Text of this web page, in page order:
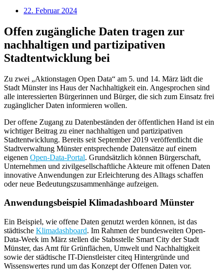
22. Februar 2024
Offen zugängliche Daten tragen zur
nachhaltigen und partizipativen
Stadtentwicklung bei
Zu zwei „Aktionstagen Open Data“ am 5. und 14. März lädt die
Stadt Münster ins Haus der Nachhaltigkeit ein. Angesprochen sind
alle interessierten Bürgerinnen und Bürger, die sich zum Einsatz frei
zugänglicher Daten informieren wollen.
Der offene Zugang zu Datenbeständen der öffentlichen Hand ist ein
wichtiger Beitrag zu einer nachhaltigen und partizipativen
Stadtentwicklung. Bereits seit September 2019 veröffentlicht die
Stadtverwaltung Münster entsprechende Datensätze auf einem
eigenen Open-Data-Portal. Grundsätzlich können Bürgerschaft,
Unternehmen und zivilgesellschaftliche Akteure mit offenen Daten
innovative Anwendungen zur Erleichterung des Alltags schaffen
oder neue Bedeutungszusammenhänge aufzeigen.
Anwendungsbeispiel Klimadashboard Münster
Ein Beispiel, wie offene Daten genutzt werden können, ist das
städtische Klimadashboard. Im Rahmen der bundesweiten Open-
Data-Week im März stellen die Stabsstelle Smart City der Stadt
Münster, das Amt für Grünflächen, Umwelt und Nachhaltigkeit
sowie der städtische IT-Dienstleister citeq Hintergründe und
Wissenswertes rund um das Konzept der Offenen Daten vor.